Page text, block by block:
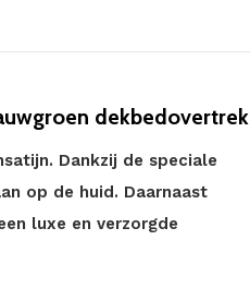
dekbedovertrek
Dankzij de speciale
op de huid. Daarnaast
luxe en verzorgde